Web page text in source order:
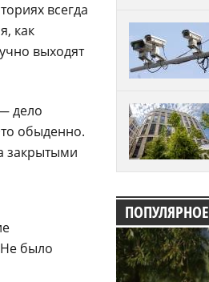
всегда
как
выходят
дело
обыденно.
закрытыми
было
ПОПУЛЯРНОЕ